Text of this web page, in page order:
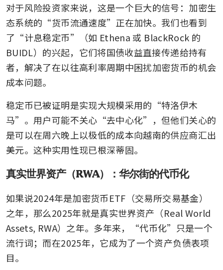
对于风险投资家来说，这是一个巨大的信号：加密生
态系统的“货币流通速度”正在加快。我们也看到
了“计息稳定币”（如 Ethena 或 BlackRock 的
BUIDL）的兴起，它们将国债收益直接传递给持有
者，解决了在以往高利率周期中困扰加密货币的机会
成本问题。
稳定币已被证明是实现大规模采用的“特洛伊木
马”。用户可能不关心“去中心化”，但他们关心的
是可以在周六晚上以极低的成本向越南的供应商汇出
美元。这种实用性现已根深蒂固。
真实世界资产（RWA）：华尔街的代币化
如果说2024年是加密货币ETF（交易所交易基金）
之年，那么2025年就是真实世界资产（Real World
Assets, RWA）之年。多年来，“代币化”只是一个
流行词；而在2025年，它成为了一个资产负债表项
目。